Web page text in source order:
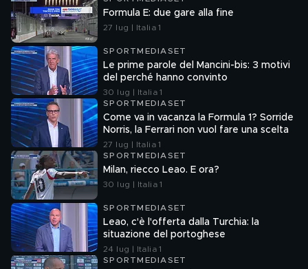
Formula E: due gare alla fine
27 lug | Italia 1
SPORTMEDIASET
Le prime parole del Mancini-bis: 3 motivi
del perché hanno convinto
30 lug | Italia 1
SPORTMEDIASET
Come va in vacanza la Formula 1? Sorride
Norris, la Ferrari non vuol fare una scelta
27 lug | Italia 1
SPORTMEDIASET
Milan, riecco Leao. E ora?
30 lug | Italia 1
SPORTMEDIASET
Leao, c'è l'offerta dalla Turchia: la
situazione del portoghese
24 lug | Italia 1
SPORTMEDIASET